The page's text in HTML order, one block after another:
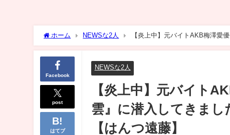
ホーム NEWSな2人
【炎上中】元バイトAKB梅澤愛
地偽装】【はんつ遠藤】
Facebook
post
はてブ
NEWSな2人
【炎上中】元バイト
雲』に潜入してきまし
【はんつ遠藤】